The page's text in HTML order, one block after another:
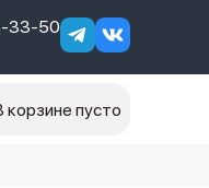
33-50
корзине пусто